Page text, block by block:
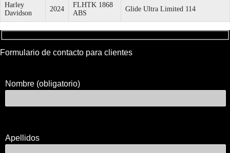
Harley
Davidson
2024
FLHTK 1868
ABS
Glide Ultra Limited 114
Formulario de contacto para clientes
Nombre (obligatorio)
Apellidos